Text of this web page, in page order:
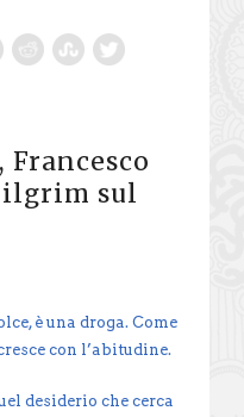
sul
è una droga. Come
con l’abitudine.
desiderio che cerca